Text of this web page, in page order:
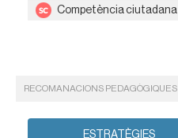
Competència ciutadana
RECOMANACIONS PEDAGÒGIQUES
ESTRATÈGIES